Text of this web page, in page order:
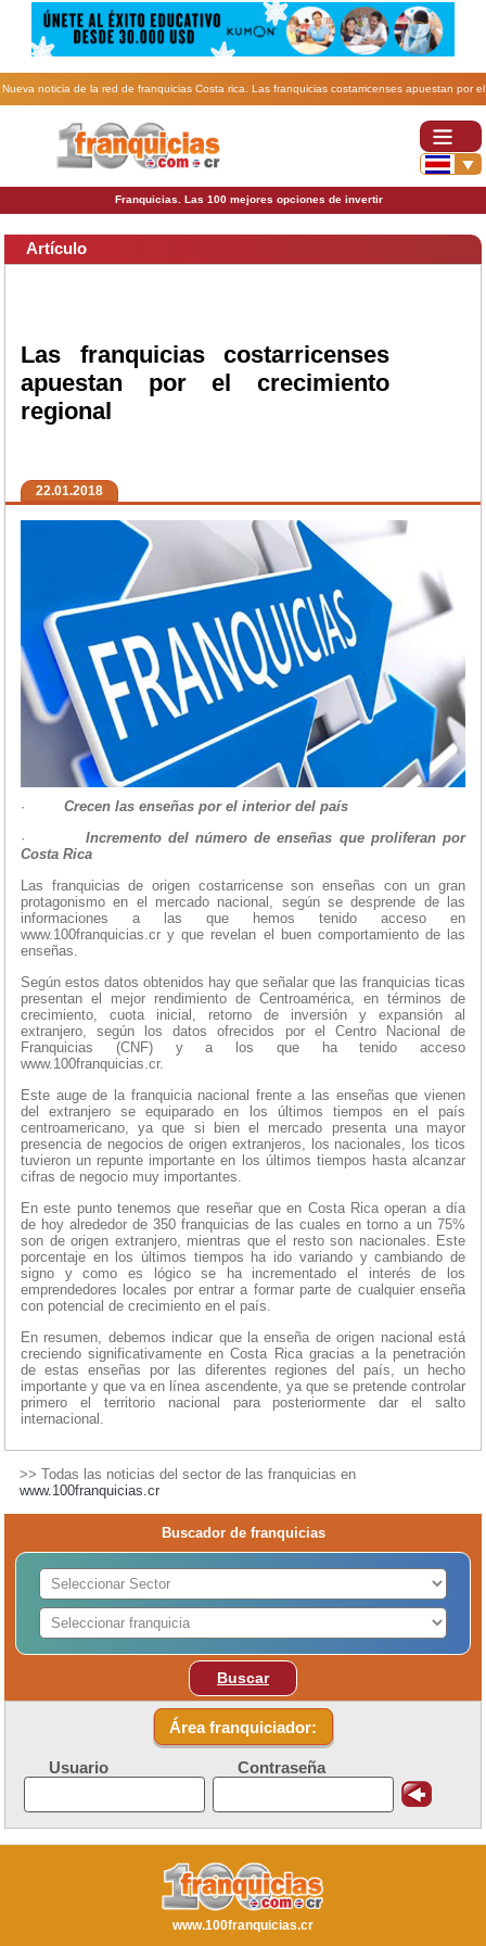
Nueva noticia de la red de franquicias Costa rica. Las franquicias costarricenses apuestan por el
Franquicias. Las 100 mejores opciones de invertir
Artículo
Las franquicias costarricenses
apuestan por el crecimiento
regional
22.01.2018
· Crecen las enseñas por el interior del país
· Incremento del número de enseñas que proliferan por
Costa Rica
Las franquicias de origen costarricense son enseñas con un gran
protagonismo en el mercado nacional, según se desprende de las
informaciones a las que hemos tenido acceso en
www.100franquicias.cr y que revelan el buen comportamiento de las
enseñas.
Según estos datos obtenidos hay que señalar que las franquicias ticas
presentan el mejor rendimiento de Centroamérica, en términos de
crecimiento, cuota inicial, retorno de inversión y expansión al
extranjero, según los datos ofrecidos por el Centro Nacional de
Franquicias (CNF) y a los que ha tenido acceso
www.100franquicias.cr.
Este auge de la franquicia nacional frente a las enseñas que vienen
del extranjero se equiparado en los últimos tiempos en el país
centroamericano, ya que si bien el mercado presenta una mayor
presencia de negocios de origen extranjeros, los nacionales, los ticos
tuvieron un repunte importante en los últimos tiempos hasta alcanzar
cifras de negocio muy importantes.
En este punto tenemos que reseñar que en Costa Rica operan a día
de hoy alrededor de 350 franquicias de las cuales en torno a un 75%
son de origen extranjero, mientras que el resto son nacionales. Este
porcentaje en los últimos tiempos ha ido variando y cambiando de
signo y como es lógico se ha incrementado el interés de los
emprendedores locales por entrar a formar parte de cualquier enseña
con potencial de crecimiento en el país.
En resumen, debemos indicar que la enseña de origen nacional está
creciendo significativamente en Costa Rica gracias a la penetración
de estas enseñas por las diferentes regiones del país, un hecho
importante y que va en línea ascendente, ya que se pretende controlar
primero el territorio nacional para posteriormente dar el salto
internacional.
>> Todas las noticias del sector de las franquicias en
www.100franquicias.cr
Buscador de franquicias
Buscar
Área franquiciador:
Usuario Contraseña
www.100franquicias.cr